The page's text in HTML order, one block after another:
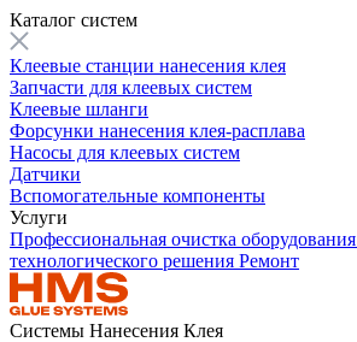
Каталог систем
Клеевые станции нанесения клея
Запчасти для клеевых систем
Клеевые шланги
Форсунки нанесения клея-расплава
Насосы для клеевых систем
Датчики
Вспомогательные компоненты
Услуги
Профессиональная очистка оборудования
технологического решения Ремонт
Системы Нанесения Клея